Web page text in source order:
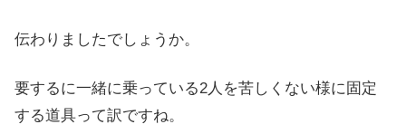
伝わりましたでしょうか。
要するに一緒に乗っている2人を苦しくない様に固定
する道具って訳ですね。